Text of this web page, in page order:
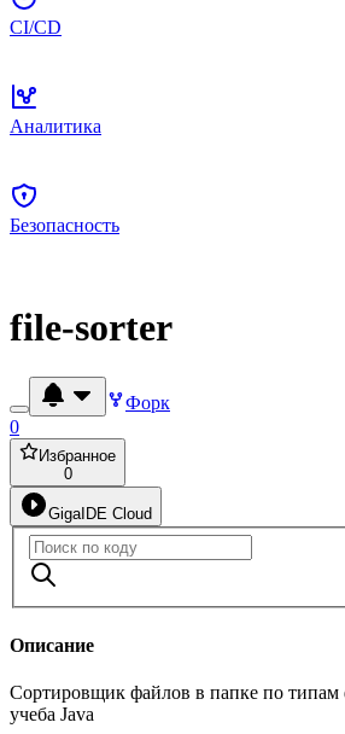
CI/CD
Аналитика
Безопасность
file-sorter
Форк
0
Избранное
0
GigaIDE Cloud
Описание
Сортировщик файлов в папке по типам
учеба Java